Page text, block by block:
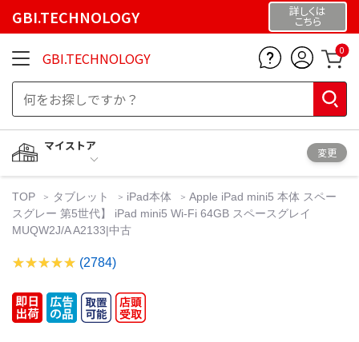
GBI.TECHNOLOGY 詳しくは
こちら
GBI.TECHNOLOGY 0
マイストア
変更
TOP タブレット iPad本体
Apple iPad mini5 本体 スペー
スグレー 第5世代】 iPad mini5 Wi-Fi 64GB スペースグレイ
MUQW2J/A A2133|中古
(2784)